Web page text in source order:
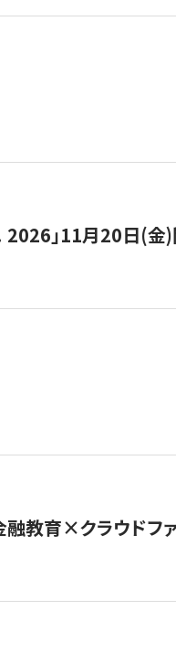
」11月20日(金)
教育×クラウドフ